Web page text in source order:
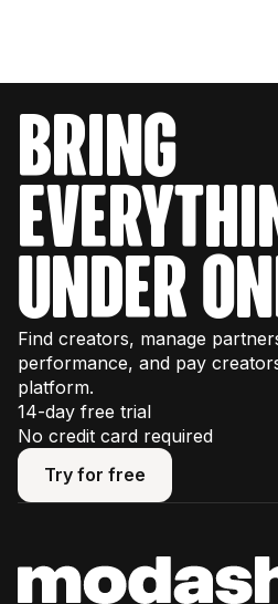
ook hun recente berichten,
gesponsorde berichten en
bring
under
Find creators, manage
performance, and pay
platform.
14-day free trial
No credit card required
Try for free
Try for free